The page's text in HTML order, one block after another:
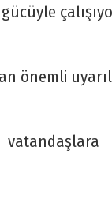
önemli